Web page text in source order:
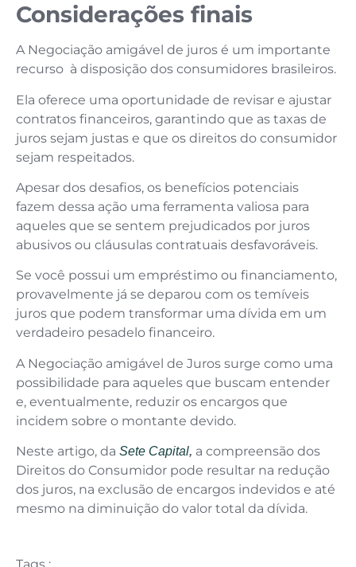
Considerações finais
A Negociação amigável de juros é um importante
recurso à disposição dos consumidores brasileiros.
Ela oferece uma oportunidade de revisar e ajustar
contratos financeiros, garantindo que as taxas de
juros sejam justas e que os direitos do consumidor
sejam respeitados.
Apesar dos desafios, os benefícios potenciais
fazem dessa ação uma ferramenta valiosa para
aqueles que se sentem prejudicados por juros
abusivos ou cláusulas contratuais desfavoráveis.
Se você possui um empréstimo ou financiamento,
provavelmente já se deparou com os temíveis
juros que podem transformar uma dívida em um
verdadeiro pesadelo financeiro.
A Negociação amigável de Juros surge como uma
possibilidade para aqueles que buscam entender
e, eventualmente, reduzir os encargos que
incidem sobre o montante devido.
Neste artigo, da Sete Capital, a compreensão dos
Direitos do Consumidor pode resultar na redução
dos juros, na exclusão de encargos indevidos e até
mesmo na diminuição do valor total da dívida.